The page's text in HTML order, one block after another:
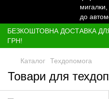
БЕЗКОШТОВНА ДОСТАВКА
ГРН!
Каталог Техдопомога
Товари для